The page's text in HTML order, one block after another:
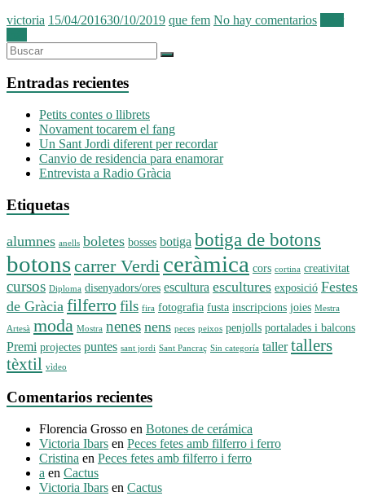
victoria 15/04/201630/10/2019 que fem No hay comentarios
Entradas recientes
Petits contes o llibrets
Novament tocarem el fang
Un Sant Jordi diferent per recordar
Canvio de residencia para enamorar
Entrevista a Radio Gràcia
Etiquetas
alumnes anells boletes bosses botiga botiga de botons
botonscarrer Verdi ceràmica cors cortina creativitat
cursos Diploma disenyadors/ores escultura escultures exposició Festes
de Gràcia filferrofils fira fotografia fusta inscripcions joies Mestra
Artesà moda Mostra nenes nens peces peixos penjolls portalades i balcons
Premi projectes puntes sant jordi Sant Pancraç Sin categoría taller tallers
tèxtil vìdeo
Comentarios recientes
Florencia Grosso en Botones de cerámica
Victoria Ibars en Peces fetes amb filferro i ferro
Cristina en Peces fetes amb filferro i ferro
a en Cactus
Victoria Ibars en Cactus